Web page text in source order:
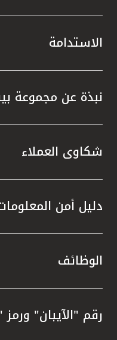
الاستدامة
نبذة عن مجموعة
شكاوى العملاء
دليل أمن
الوظائف
رقم "الآيبان"